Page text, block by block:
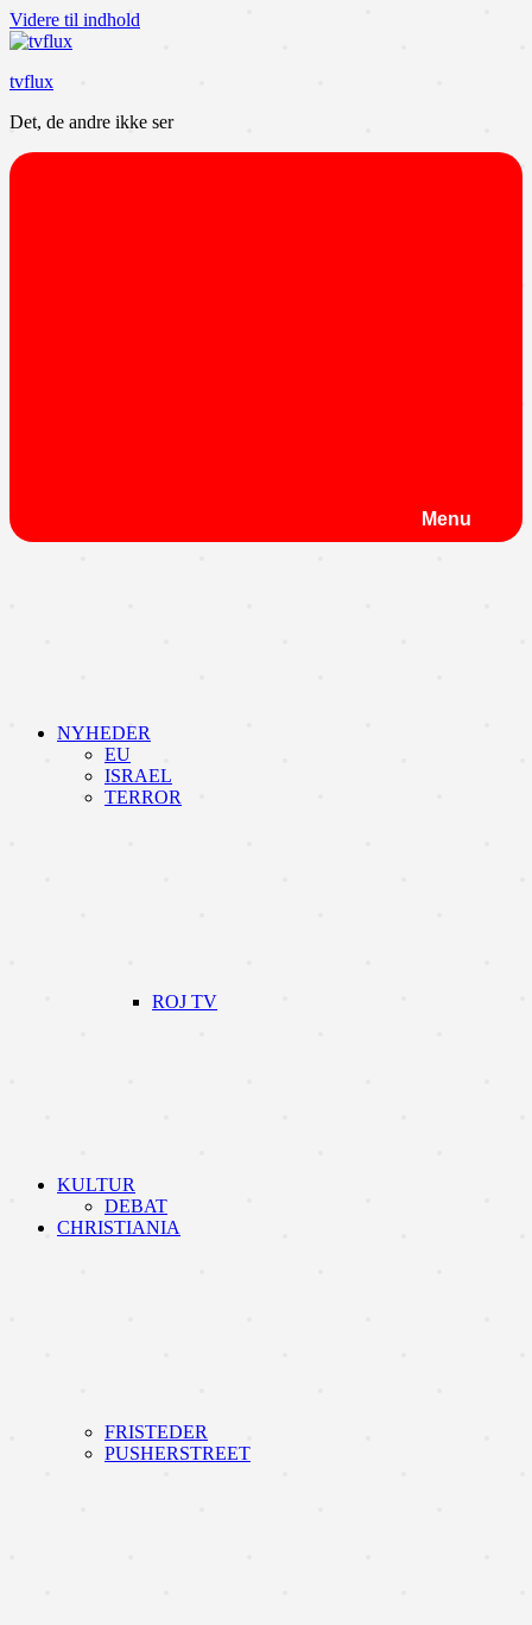
Videre til indhold
tvflux
Det, de andre ikke ser
Menu
NYHEDER
EU
ISRAEL
TERROR
ROJ TV
KULTUR
DEBAT
CHRISTIANIA
FRISTEDER
PUSHERSTREET